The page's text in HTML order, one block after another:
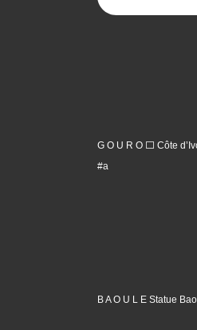
G O U R O ⬜️ Côte
#a
B A O U L E Statue